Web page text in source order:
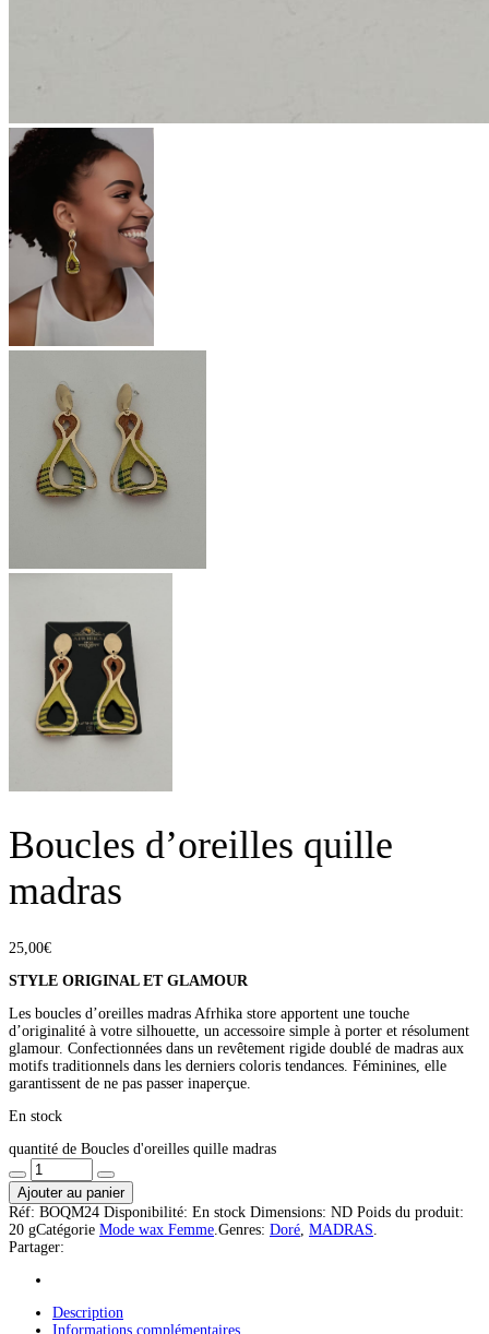
Boucles d’oreilles quille
madras
25,00€
STYLE ORIGINAL ET GLAMOUR
Les boucles d’oreilles madras Afrhika store apportent une touche
d’originalité à votre silhouette, un accessoire simple à porter et résolument
glamour. Confectionnées dans un revêtement rigide doublé de madras aux
motifs traditionnels dans les derniers coloris tendances. Féminines, elle
garantissent de ne pas passer inaperçue.
En stock
quantité de Boucles d'oreilles quille madras
Ajouter au panier
Réf: BOQM24 Disponibilité: En stock Dimensions: ND Poids du produit:
20 gCatégorie Mode wax Femme Genres: Doré MADRAS
Partager:
Description
Informations complémentaires